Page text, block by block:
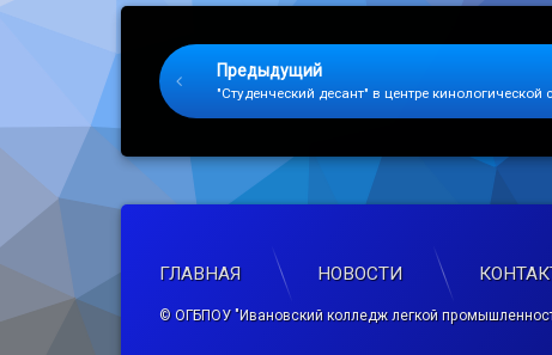
Keep Reading
Предыдущий
"Студенческий десант" в центре
ГЛАВНАЯ НОВОСТИ
© ОГБПОУ "Ивановский колледж легкой